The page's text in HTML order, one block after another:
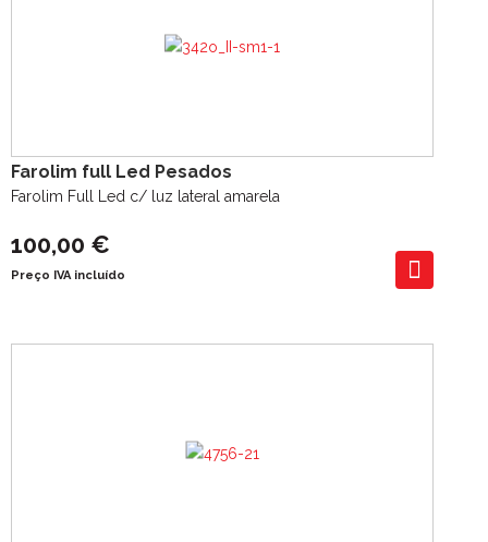
Farolim full Led Pesados
Farolim Full Led c/ luz lateral amarela
100,00 €
Preço IVA incluído